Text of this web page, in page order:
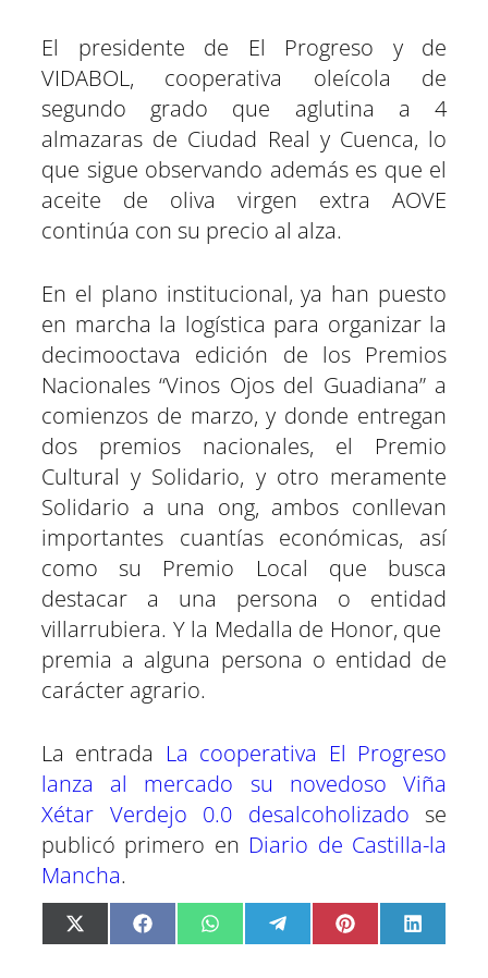
El presidente de El Progreso y de
VIDABOL, cooperativa oleícola de
segundo grado que aglutina a 4
almazaras de Ciudad Real y Cuenca, lo
que sigue observando además es que el
aceite de oliva virgen extra AOVE
continúa con su precio al alza.
En el plano institucional, ya han puesto
en marcha la logística para organizar la
decimooctava edición de los Premios
Nacionales “Vinos Ojos del Guadiana” a
comienzos de marzo, y donde entregan
dos premios nacionales, el Premio
Cultural y Solidario, y otro meramente
Solidario a una ong, ambos conllevan
importantes cuantías económicas, así
como su Premio Local que busca
destacar a una persona o entidad
villarrubiera. Y la Medalla de Honor, que
premia a alguna persona o entidad de
carácter agrario.
La entrada La cooperativa El Progreso
lanza al mercado su novedoso Viña
Xétar Verdejo 0.0 desalcoholizado se
publicó primero en Diario de Castilla-la
Mancha.
C
o
X
(
C
o
F
a
C
o
W
h
C
o
e
C
o
P
i
C
o
L
i